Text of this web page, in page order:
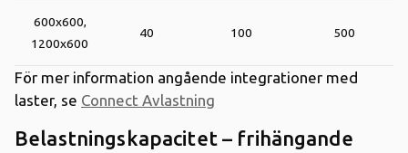
600x600,
1200x600
40 100 500
För mer information angående integrationer med
laster, se Connect Avlastning
Belastningskapacitet – frihängande